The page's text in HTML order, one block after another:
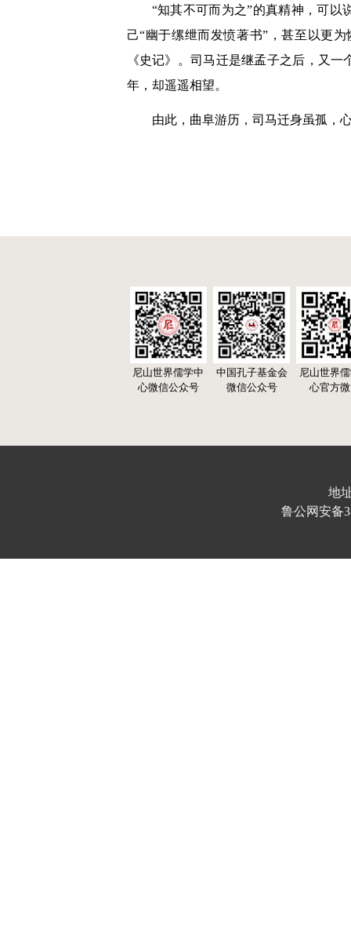
“知其不可而为之”的真精神，可以
己“幽于缧绁而发愤著书”，甚至以更
《史记》。司马迁是继孟子之后，又
年，却遥遥相望。
由此，曲阜游历，司马迁身虽孤，
尼山世界儒学中
心微信公众号
中国孔子基金会
微信公众号
尼山世界
心官方
地
鲁公网安备